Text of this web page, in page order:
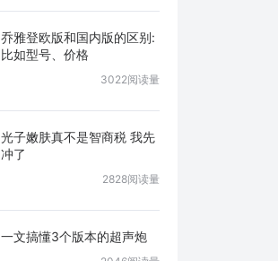
乔雅登欧版和国内版的区别:
比如型号、价格
3022阅读量
光子嫩肤真不是智商税 我先
冲了
2828阅读量
一文搞懂3个版本的超声炮